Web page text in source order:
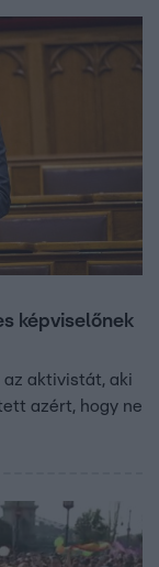
képviselőnek
aktivistát, aki
azért, hogy ne